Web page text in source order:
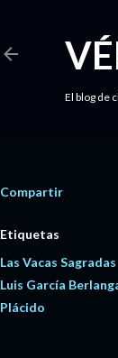
El blog de
Compartir
Etiquetas
Las Vacas Sagradas
Luis García
Plácido